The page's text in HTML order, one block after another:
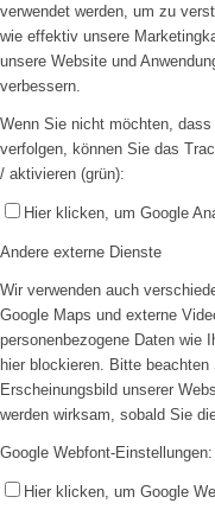
verwendet werden, um zu
wie effektiv unsere
unsere Website und
verbessern.
Wenn Sie nicht möchten,
verfolgen, können Sie das
/ aktivieren (grün):
Hier klicken, um Google
Andere externe Dienste
Wir verwenden auch
Google Maps und externe
personenbezogene Daten wie
hier blockieren. Bitte
Erscheinungsbild unserer
werden wirksam, sobald Sie
Google Webfont-Einstellungen:
Hier klicken, um Google